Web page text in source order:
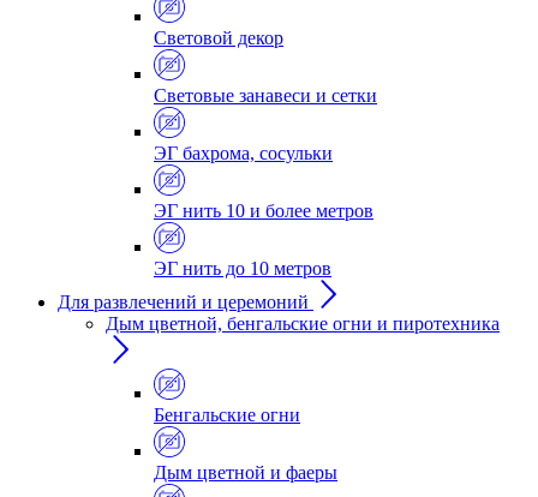
Световой декор
Световые занавеси и сетки
ЭГ бахрома, сосульки
ЭГ нить 10 и более метров
ЭГ нить до 10 метров
Для развлечений и церемоний
Дым цветной, бенгальские огни и пиротехника
Бенгальские огни
Дым цветной и фаеры